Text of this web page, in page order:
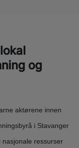
og
aktørene innen
i Stavanger
nasjonale ressurser